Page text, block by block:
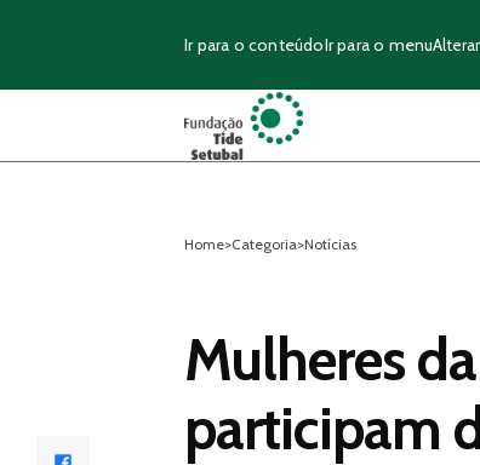
Ir para o conteúdoIr para o menu
Home>Categoria>Notícias
Mulheres
participam